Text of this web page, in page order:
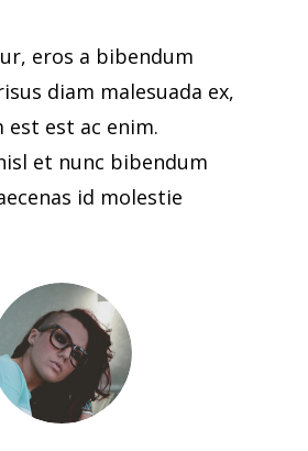
eros a bibendum
diam malesuada ex,
est est ac enim.
et nunc bibendum
id molestie